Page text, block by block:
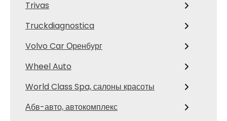
Trivas
Truckdiagnostica
Volvo Car Оренбург
Wheel Auto
World Class Spa, салоны красоты
Абв-авто, автокомплекс